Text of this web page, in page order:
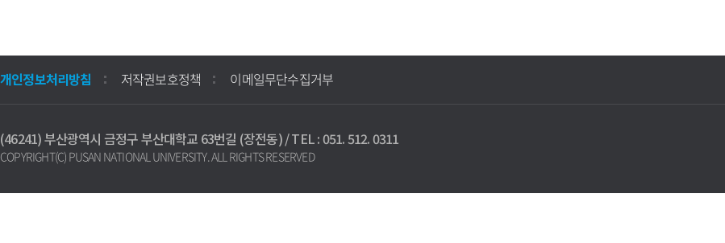
개인정보처리방침 저작권보호정책 이메일무단수집거부
(46241) 부산광역시 금정구 부산대학교 63번길 (장전동) / TEL : 051. 512. 0311
COPYRIGHT(C) PUSAN NATIONAL UNIVERSITY. ALL RIGHTS RESERVED